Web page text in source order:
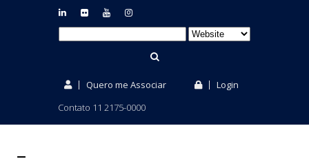
Quero me Associar
Login
Contato 11 2175-0000